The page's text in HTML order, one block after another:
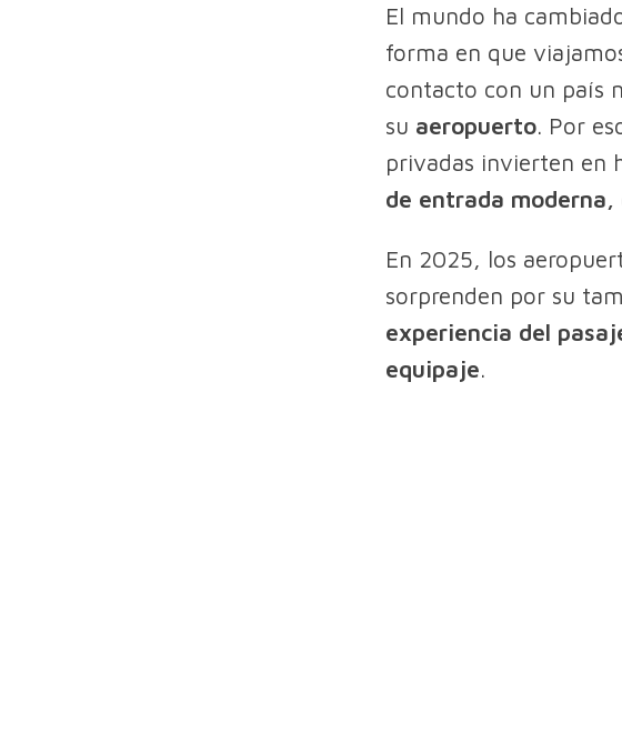
El mundo ha
forma en que
contacto con un país
su aeropuerto. Por
privadas invierten en
de entrada
En 2025, los
sorprenden por su
experiencia del
equipaje.